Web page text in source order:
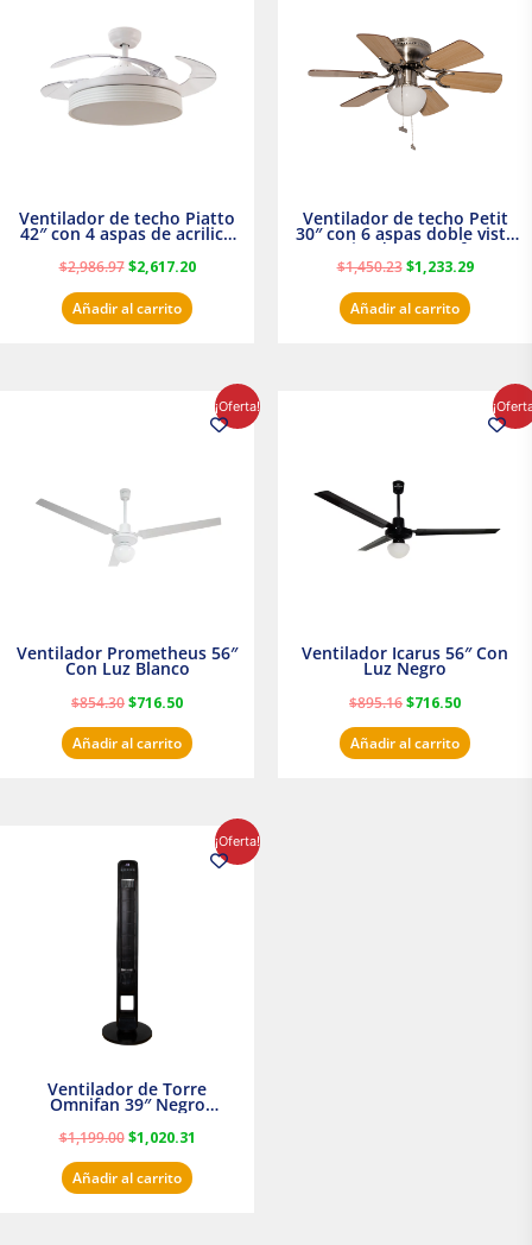
Ventilador de techo Piatto
42″ con 4 aspas de acrilico
transparente
$2,986.97
$2,986.97.
$2,617.20
Añadir al carrito
Ventilador de techo Petit
30″ con 6 aspas doble vista
Satinado Masterfan
$1,450.23
$1,450.23.
$1,233.29
Añadir al carrito
¡Oferta!
Ventilador Prometheus 56″
Con Luz Blanco
$854.30$716.50
precio
actual
Añadir al carrito
Ventilador Icarus 56″ Con
Luz Negro
$895.16$716.50
precio
actual
Añadir al carrito
¡Oferta!
Ventilador de Torre
Omnifan 39″ Negro
$1,199.00
original
era:
$1,020.31
precio
actual
Añadir al carrito